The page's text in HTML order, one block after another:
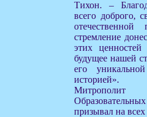
Тихон. –
всего доброго,
отечественной
стремление
этих ценностей
будущее нашей
его
историей».
призывал на